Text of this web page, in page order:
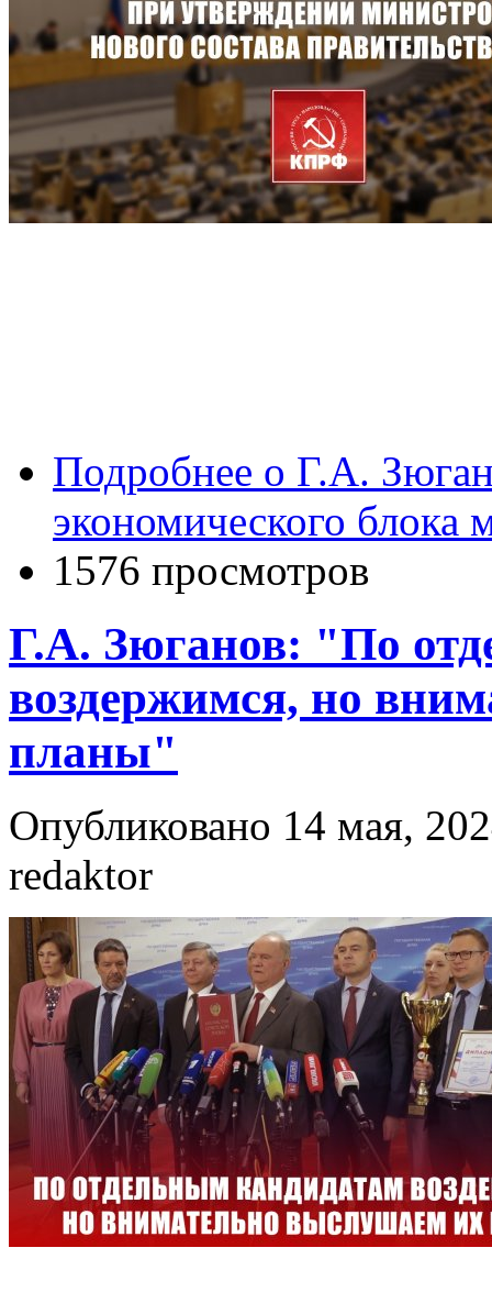
Подробнее о Г.А.
экономического
1576 просмотров
Г.А. Зюганов: "По
воздержимся, но
планы"
Опубликовано 14 мая,
redaktor